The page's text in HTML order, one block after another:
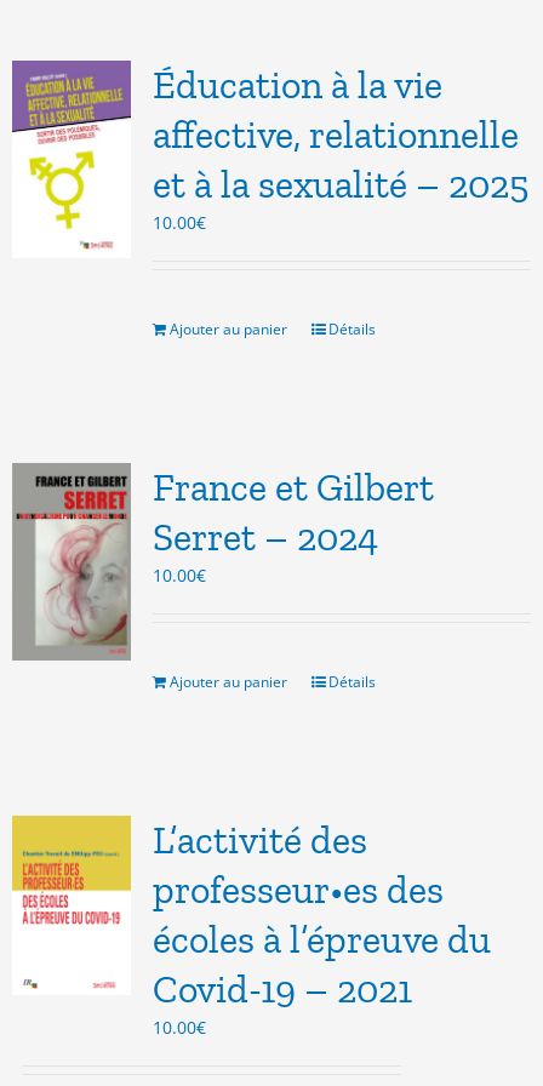
Éducation à la vie
affective, relationnelle
et à la sexualité – 2025
10.00€
Ajouter au panier Détails
France et Gilbert
Serret – 2024
10.00€
Ajouter au panier Détails
L’activité des
professeur•es des
écoles à l’épreuve du
Covid-19 – 2021
10.00€